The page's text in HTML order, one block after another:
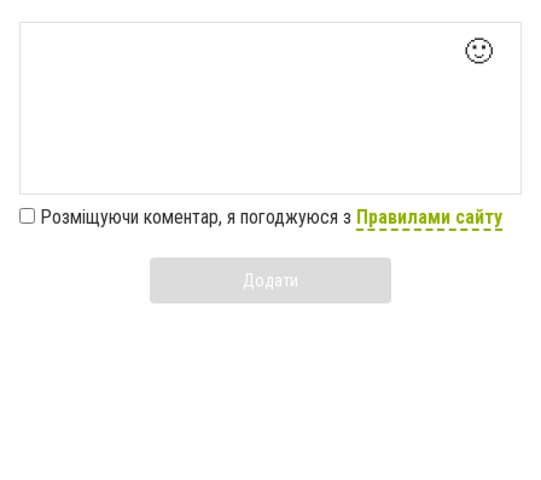
🙂
Розміщуючи коментар, я погоджуюся з Правилами сайту
Додати